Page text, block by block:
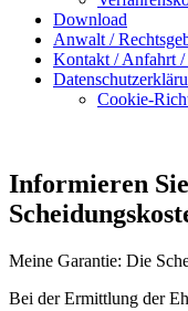
Download
Anwalt /
Kontakt / Anfahrt /
Cookie-
Informieren
Meine Garantie: Die
Bei der Ermittlung der